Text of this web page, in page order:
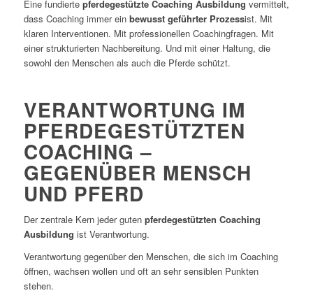
Eine fundierte pferdegestützte Coaching Ausbildung vermittelt,
dass Coaching immer ein bewusst geführter Prozessist. Mit
klaren Interventionen. Mit professionellen Coachingfragen. Mit
einer strukturierten Nachbereitung. Und mit einer Haltung, die
sowohl den Menschen als auch die Pferde schützt.
VERANTWORTUNG IM
PFERDEGESTÜTZTEN
COACHING –
GEGENÜBER MENSCH
UND PFERD
Der zentrale Kern jeder guten pferdegestützten Coaching
Ausbildung ist Verantwortung.
Verantwortung gegenüber den Menschen, die sich im Coaching
öffnen, wachsen wollen und oft an sehr sensiblen Punkten
stehen.